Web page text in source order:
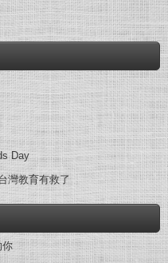
Day
灣教育有救了
你